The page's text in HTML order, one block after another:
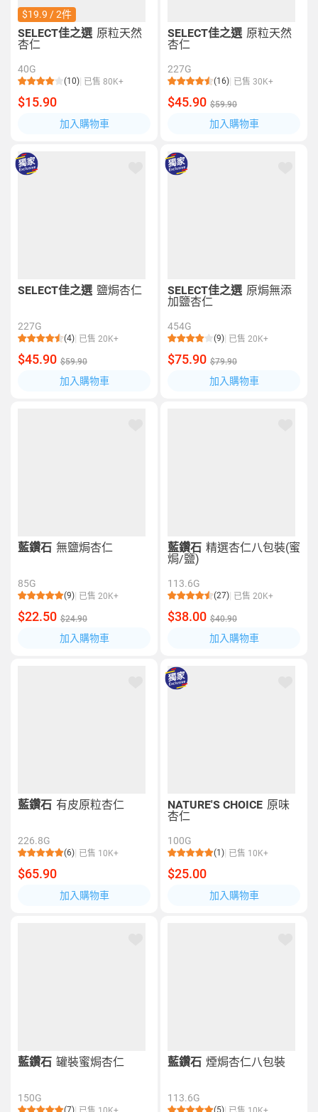
$19.9 / 2件
SELECT佳之選 原粒天然
杏仁
40G
(10) 已售 80K+
$15.90
加入購物車
SELECT佳之選 原粒天然
杏仁
227G
(16) 已售 30K+
$45.90 $59.90
加入購物車
SELECT佳之選 鹽焗杏仁
227G
(4) 已售 20K+
$45.90 $59.90
加入購物車
SELECT佳之選 原焗無添
加鹽杏仁
454G
(9) 已售 20K+
$75.90 $79.90
加入購物車
藍鑽石 無鹽焗杏仁
85G
(9) 已售 20K+
$22.50 $24.90
加入購物車
藍鑽石 精選杏仁八包裝(蜜
焗/鹽)
113.6G
(27) 已售 20K+
$38.00 $40.90
加入購物車
藍鑽石 有皮原粒杏仁
226.8G
(6) 已售 10K+
$65.90
加入購物車
NATURE'S CHOICE 原味
杏仁
100G
(1) 已售 10K+
$25.00
加入購物車
藍鑽石 罐裝蜜焗杏仁
150G
(7)
藍鑽石 煙焗杏仁八包裝
113.6G
(5)